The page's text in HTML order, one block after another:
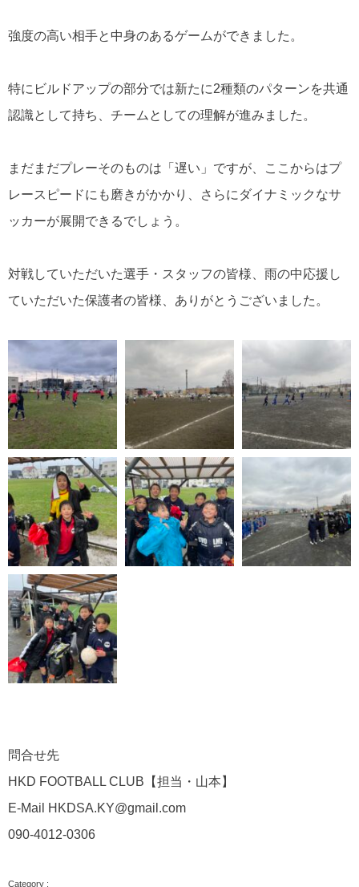
強度の高い相手と中身のあるゲームができました。
特にビルドアップの部分では新たに2種類のパターンを共通
認識として持ち、チームとしての理解が進みました。
まだまだプレーそのものは「遅い」ですが、ここからはプ
レースピードにも磨きがかかり、さらにダイナミックなサ
ッカーが展開できるでしょう。
対戦していただいた選手・スタッフの皆様、雨の中応援し
ていただいた保護者の皆様、ありがとうございました。
問合せ先
HKD FOOTBALL CLUB 【担当・山本】
E-Mail HKDSA.KY@gmail.com
090-4012-0306